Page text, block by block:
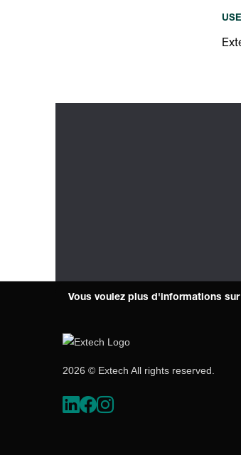
Vous voulez plus d'informations
2026 © Extech All rights reserved.